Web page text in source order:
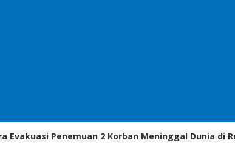
Evakuasi Penemuan 2 Korban Meninggal Dunia di